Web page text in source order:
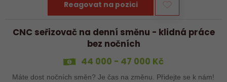
Reagovat na pozici
CNC seřizovač na denní směnu - klidná práce
bez nočních
44 000 - 47 000 Kč
Máte dost nočních směn? Je čas na změnu. Přidejte se k nám!